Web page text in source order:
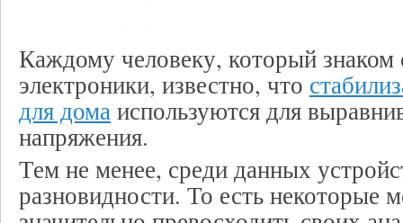
Каждому человеку, который
электроники, известно, что
для домаиспользуются для
напряжения.
Тем не менее, среди данных
разновидности. То есть некоторые